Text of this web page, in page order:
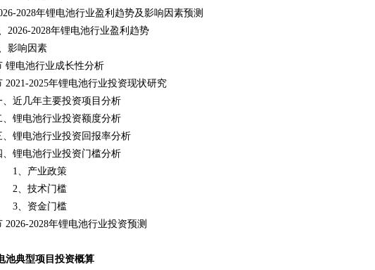
2028年锂电池行业盈利趋势及影响因素预测
2028年锂电池行业盈利趋势
因素
电池行业成长性分析
2025年锂电池行业投资现状研究
年主要投资项目分析
池行业投资额度分析
池行业投资回报率分析
池行业投资门槛分析
业政策
术门槛
金门槛
2028年锂电池行业投资预测
池典型项目投资概算